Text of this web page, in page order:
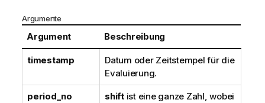
Argumente
Argument Beschreibung
timestamp
Datum oder Zeitstempel für die
Evaluierung.
period_no shiftist eine ganze Zahl, wobei